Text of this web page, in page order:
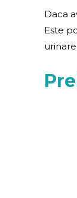
Daca
Este
urinare.